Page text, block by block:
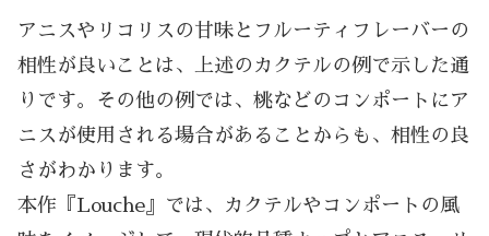
アニスやリコリスの甘味とフルーティフレーバーの
相性が良いことは、上述のカクテルの例で示した通
りです。その他の例では、桃などのコンポートにア
ニスが使用される場合があることからも、相性の良
さがわかります。
本作『Louche』では、カクテルやコンポートの風